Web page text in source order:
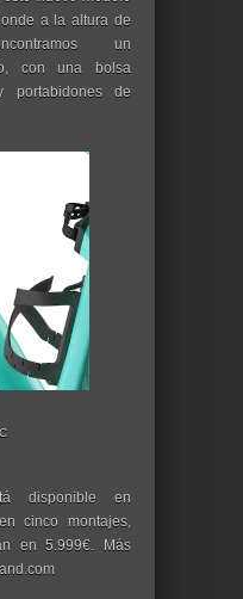
a la altura de
un
con una bolsa
portabidones de
disponible en
cinco montajes,
en 5.999€. Más